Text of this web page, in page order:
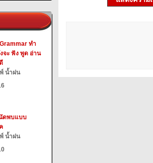
ทำ
จะ ฟัง พูด อ่าน
น้ำฝน
ดพบแบบ
น้ำฝน